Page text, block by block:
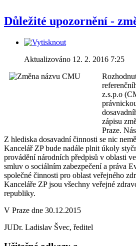
Důležité upozornění -
Aktualizováno 12. 2. 2016 7:25
z.s.p.o
zápisu
Praze.
Z hlediska dosavadní činnosti se nic
Kancelář ZP bude nadále plnit úkoly
provádění národních předpisů v oblasti
smluv o sociálním zabezpečení a práva
společné činnosti pro oblast veřejného
Kanceláře ZP jsou všechny veřejné
republiky.
V Praze dne 30.12.2015
JUDr. Ladislav Švec, ředitel